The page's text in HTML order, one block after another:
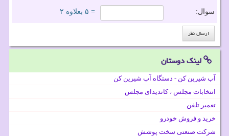
سوال: = ۵ بعلاوه ۲
لینک دوستان
آب شیرین کن - دستگاه آب شیرین کن
انتخابات مجلس ، کاندیدای مجلس
تعمیر تلفن
خرید و فروش خودرو
شرکت صنعتی سخت پوشش